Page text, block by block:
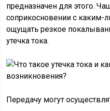
предназначен для этого.
соприкосновении с
ощущать резкое
утечка тока.
Передачу могут